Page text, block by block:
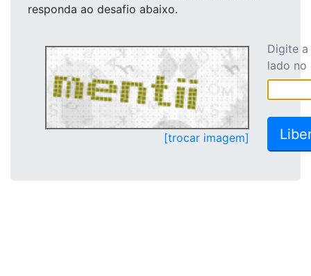
responda ao desafio abaixo.
[trocar imagem]
Digite
lado no